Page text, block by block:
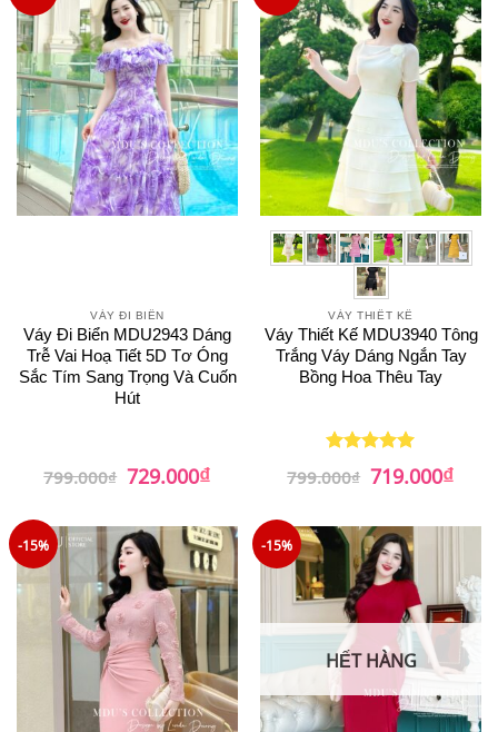
VÁY ĐI BIỂN
Váy Đi Biển MDU2943 Dáng
Trễ Vai Hoạ Tiết 5D Tơ Óng
Sắc Tím Sang Trọng Và Cuốn
Hút
799.000₫ Giá
gốc
729.000₫Giá
hiện
729.000₫.
VÁY THIẾT KẾ
Váy Thiết Kế MDU3940 Tông
Trắng Váy Dáng Ngắn Tay
Bồng Hoa Thêu Tay
Được xếp
hạng
55
799.000₫ Giá
gốc
719.000₫Giá
hiện
-15% -15%
HẾT HÀNG